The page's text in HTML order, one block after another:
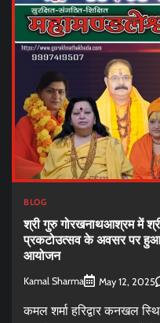
BLOG
श्री गुरु गोरखनाथआश्रम में
प्रकटोउत्सव के अवसर पर हुआ
आयोजन
Kamal Sharma May 12, 2025
कमल शर्मा हरिद्वार कनखल